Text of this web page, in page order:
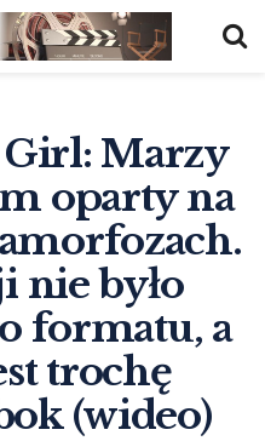
Marzy
oparty na
nie było
formatu, a
trochę
(wideo)